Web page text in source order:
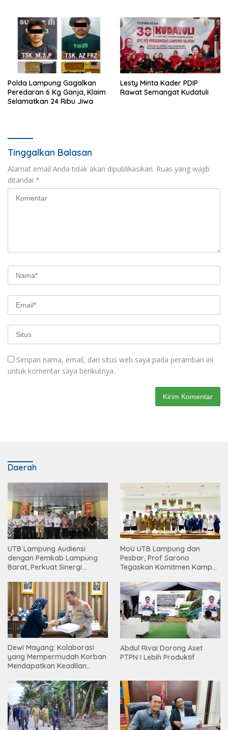
Polda Lampung Gagalkan
Peredaran 6 Kg Ganja, Klaim
Selamatkan 24 Ribu Jiwa
Lesty Minta Kader PDIP
Rawat Semangat Kudatuli
Tinggalkan Balasan
Alamat email Anda tidak akan dipublikasikan. Ruas yang wajib
ditandai *
Simpan nama, email, dan situs web saya pada peramban ini
untuk komentar saya berikutnya.
Daerah
UTB Lampung Audiensi
dengan Pemkab Lampung
Barat, Perkuat Sinergi
Tinggi
MoU UTB Lampung dan
Pesbar, Prof Sarono
Tegaskan Komitmen Kampus
Masyarakat
Dewi Mayang: Kolaborasi
yang Mempermudah Korban
Mendapatkan Keadilan
Abdul Rivai Dorong Aset
PTPN I Lebih Produktif